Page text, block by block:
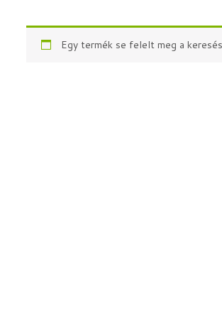
Egy termék se felelt meg a